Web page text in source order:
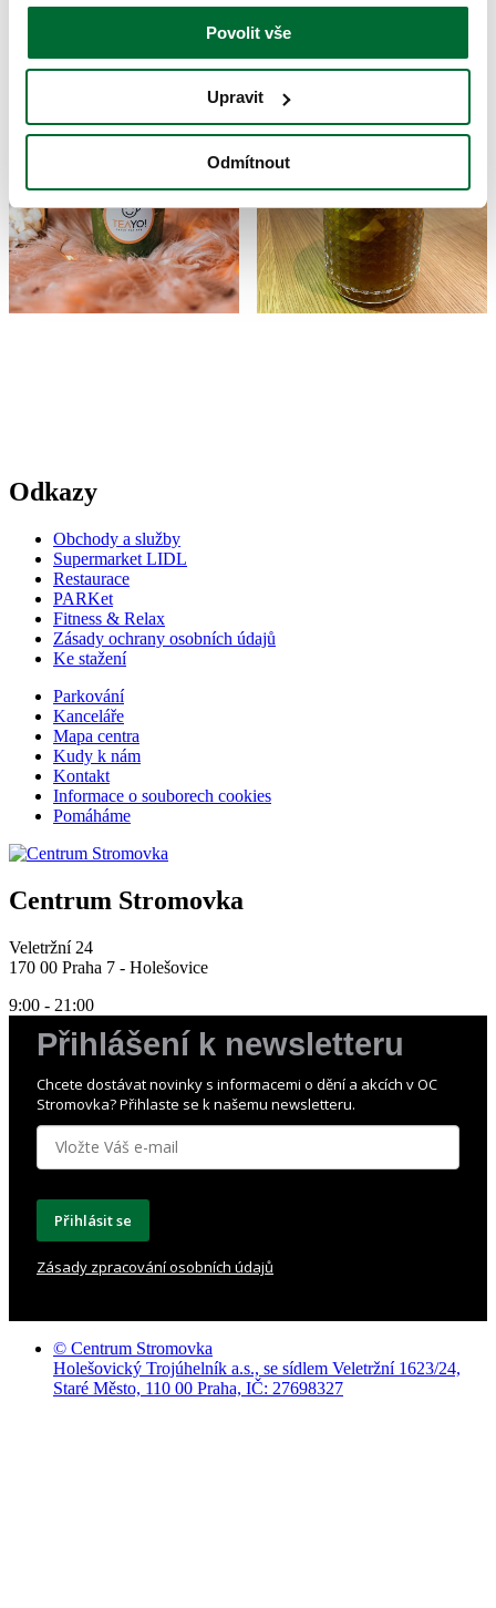
Povolit vše
Upravit
Odmítnout
Odkazy
Obchody a služby
Supermarket LIDL
Restaurace
PARKet
Fitness & Relax
Zásady ochrany osobních údajů
Ke stažení
Parkování
Kanceláře
Mapa centra
Kudy k nám
Kontakt
Informace o souborech cookies
Pomáháme
Centrum Stromovka
Veletržní 24
170 00 Praha 7 - Holešovice
9:00 - 21:00
Přihlášení k newsletteru
Chcete dostávat novinky s informacemi o dění a akcích v OC
Stromovka? Přihlaste se k našemu newsletteru.
Přihlásit se
Zásady zpracování osobních údajů
© Centrum Stromovka
Holešovický Trojúhelník a.s., se sídlem Veletržní 1623/24,
Staré Město, 110 00 Praha, IČ: 27698327